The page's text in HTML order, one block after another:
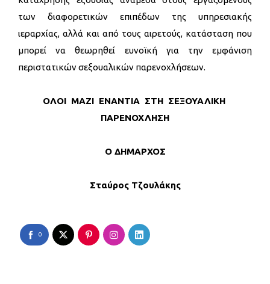
των διαφορετικών επιπέδων της υπηρεσιακής
ιεραρχίας, αλλά και από τους αιρετούς, κατάσταση που
μπορεί να θεωρηθεί ευνοϊκή για την εμφάνιση
περιστατικών σεξουαλικών παρενοχλήσεων.
ΟΛΟΙ ΜΑΖΙ ΕΝΑΝΤΙΑ ΣΤΗ ΣΕΞΟΥΑΛΙΚΗ
ΠΑΡΕΝΟΧΛΗΣΗ
Ο ΔΗΜΑΡΧΟΣ
Σταύρος Τζουλάκης
0